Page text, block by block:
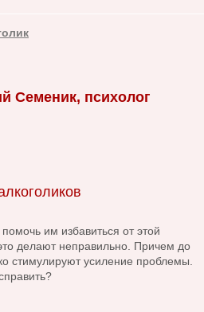
Семеник, психолог
им избавиться от этой
делают неправильно. Причем до
стимулируют усиление проблемы.